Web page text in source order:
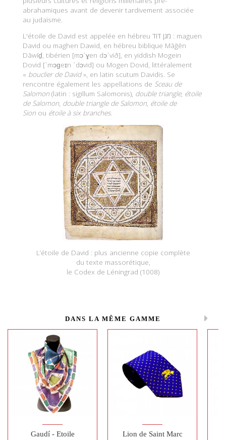
abrahamiques avant de devenir tardivement associée
au judaïsme.
L'étoile de David est appelée en hébreu מגן דוד : maguen
David ou maghen Dawid, en hébreu biblique Māḡēn
Dāwīḏ, tibérien [mɔˈɣen dɔˈvið], en yiddish Mogein
Dovid [ˈmɔɡeɪn ˈdɔvid] ou Mogen Dovid, littéralement
« bouclier de David», en latin scutum Davidis. Se
rencontre également les appellations de Sceau de
Salomon (latin : sigillum Salomonis), double triangle, étoile
de Salomon, double triangle de Salomon, étoile de
Sion ou étoile à six branches.
L’étoile de David : plus ancienne copie complète
du texte massorétique,
le Codex de Léningrad (1008)
DANS LA MÊME GAMME
Gaudí - Etoile Lion de Saint Marc